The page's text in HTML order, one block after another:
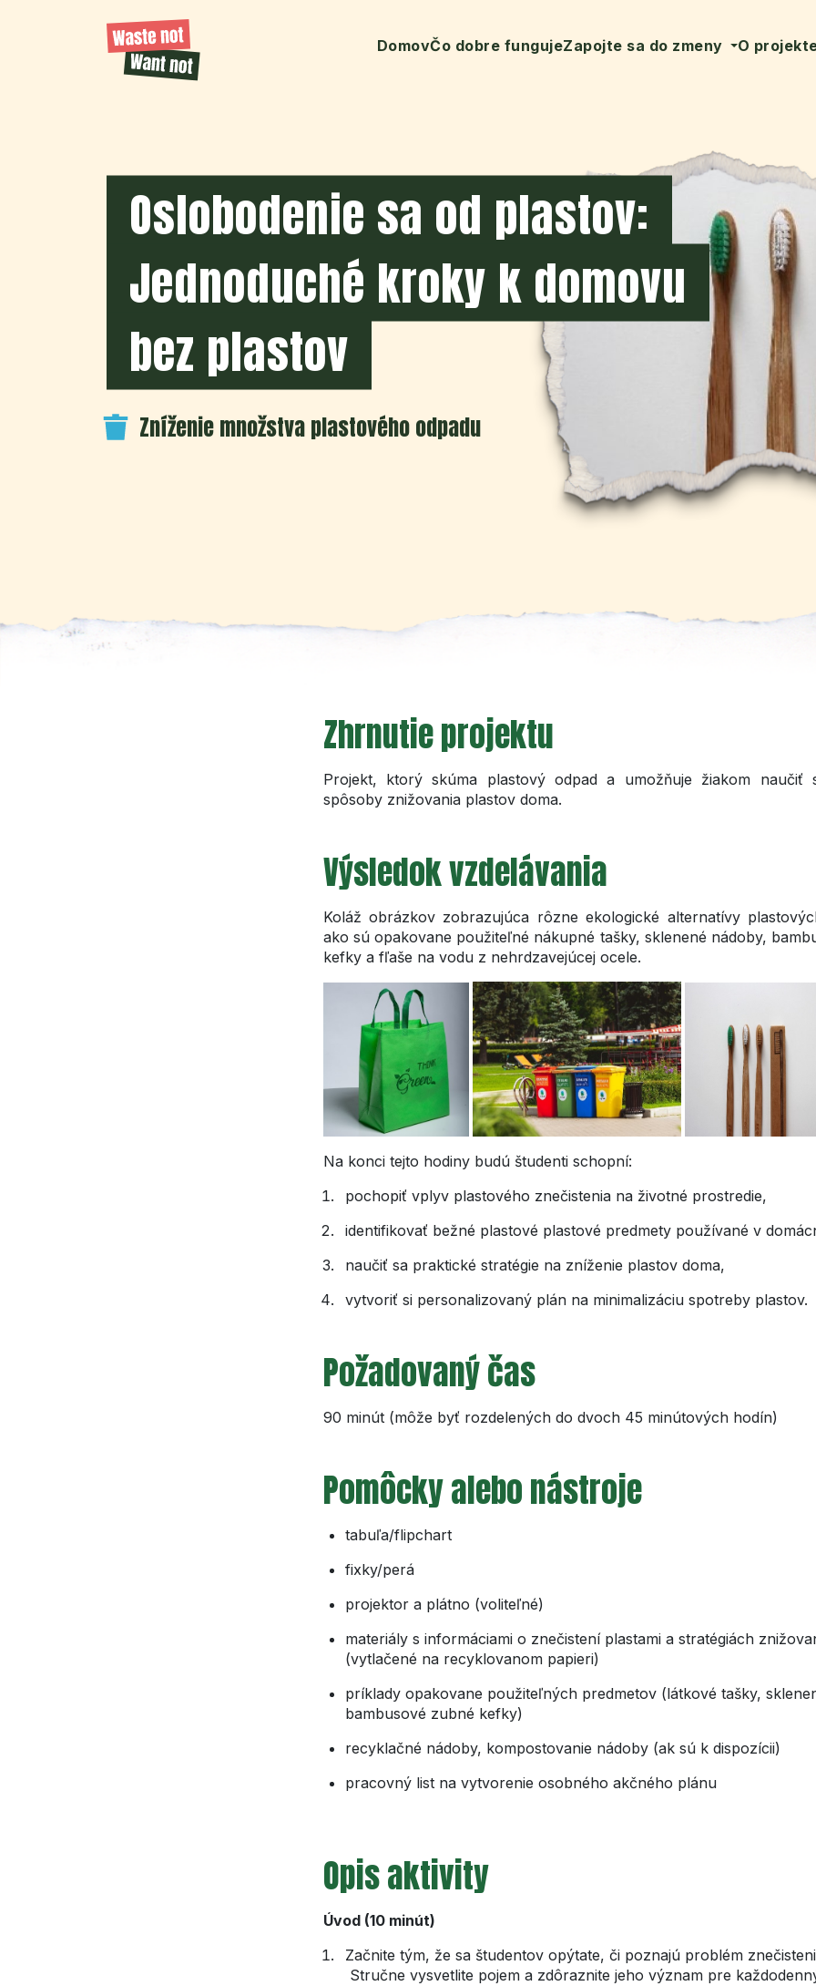
DomovČo dobre fungujeZapojte sa do zmeny O
Oslobodenie sa od plastov:
Jednoduché kroky k domovu
bez plastov
Zníženie množstva plastového odpadu
Zhrnutie projektu
Projekt, ktorý skúma plastový odpad a umožňuje žiakom naučiť
spôsoby znižovania plastov doma.
Výsledok vzdelávania
Koláž obrázkov zobrazujúca rôzne ekologické alternatívy
ako sú opakovane použiteľné nákupné tašky, sklenené nádoby,
kefky a fľaše na vodu z nehrdzavejúcej ocele.
Na konci tejto hodiny budú študenti schopní:
pochopiť vplyv plastového znečistenia na životné prostredie,
identifikovať bežné plastové plastové predmety používané v
naučiť sa praktické stratégie na zníženie plastov doma,
vytvoriť si personalizovaný plán na minimalizáciu spotreby plastov.
Požadovaný čas
90 minút (môže byť rozdelených do dvoch 45 minútových hodín)
Pomôcky alebo nástroje
tabuľa/flipchart
fixky/perá
projektor a plátno (voliteľné)
materiály s informáciami o znečistení plastami a stratégiách
(vytlačené na recyklovanom papieri)
príklady opakovane použiteľných predmetov (látkové tašky,
bambusové zubné kefky)
recyklačné nádoby, kompostovanie nádoby (ak sú k dispozícii)
pracovný list na vytvorenie osobného akčného plánu
Opis aktivity
Úvod (10 minút)
Začnite tým, že sa študentov opýtate, či poznajú problém
Stručne vysvetlite pojem a zdôraznite jeho význam pre